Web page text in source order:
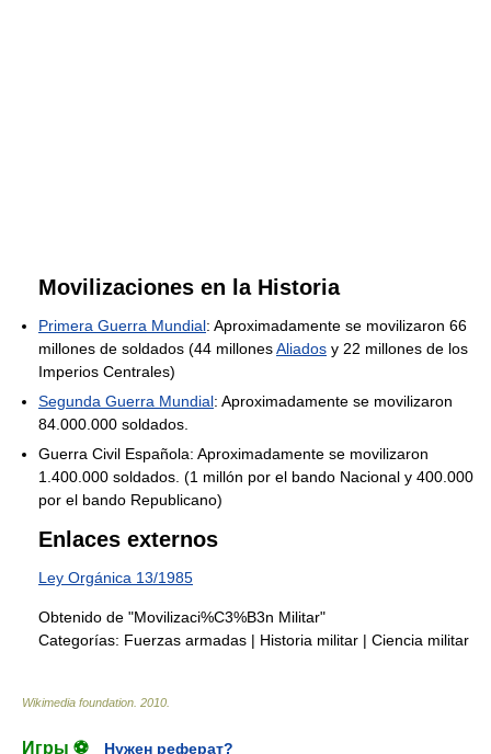
Movilizaciones en la Historia
Primera Guerra Mundial: Aproximadamente se movilizaron 66
millones de soldados (44 millonesAliados y 22 millones de los
Imperios Centrales)
Segunda Guerra Mundial: Aproximadamente se movilizaron
84.000.000 soldados.
Guerra Civil Española: Aproximadamente se movilizaron
1.400.000 soldados. (1 millón por el bando Nacional y 400.000
por el bando Republicano)
Enlaces externos
Ley Orgánica 13/1985
Obtenido de "Movilizaci%C3%B3n Militar"
Categorías: Fuerzas armadas | Historia militar | Ciencia militar
Wikimedia foundation 2010
Игры ⚽ Нужен реферат?